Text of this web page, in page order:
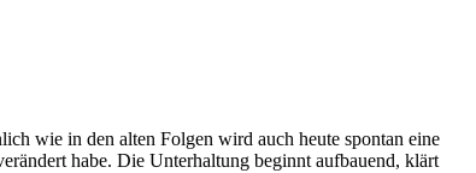
wie in den alten Folgen wird auch heute spontan eine
habe. Die Unterhaltung beginnt aufbauend, klärt